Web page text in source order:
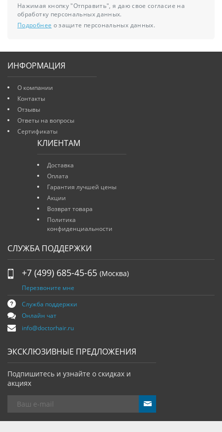
Нажимая кнопку "Отправить", я даю свое согласие на
обработку персональных данных.
Подробнее о защите персональных данных.
ИНФОРМАЦИЯ
О компании
Контакты
Отзывы
Ответы на вопросы
Сертификаты
КЛИЕНТАМ
Доставка
Оплата
Гарантия лучшей цены
Акции
Возврат товара
Политика
конфиденциальности
СЛУЖБА ПОДДЕРЖКИ
+7 (499) 685-45-65 (Москва)
Перезвоните мне
Служба поддержки
Онлайн чат
info@doctorhair.ru
ЭКСКЛЮЗИВНЫЕ ПРЕДЛОЖЕНИЯ
Подпишитесь и узнайте о скидках и
акциях
send